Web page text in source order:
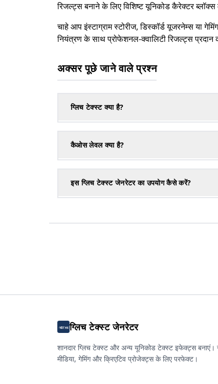
रिजल्ट्स बनाने के लिए विशिष्ट यूनिकोड कैरेक्टर
चाहे आप इंस्टाग्राम स्टोरीज, डिस्कॉर्ड यूजरनेम्स या
नियंत्रण के साथ प्रोफेशनल-क्वालिटी रिजल्ट्स प्रदान
अक्सर पूछे जाने वाले प्रश्न
ग्लिच टेक्स्ट क्या है?
कैओस लेवल क्या है?
इस ग्लिच टेक्स्ट जेनरेटर का उपयोग कैसे करें?
ग्लिच टेक्स्ट जेनरेटर
शानदार ग्लिच टेक्स्ट और अन्य यूनिकोड टेक्स्ट इफेक्ट्स बनाएं।
मीडिया, गेमिंग और क्रिएटिव प्रोजेक्ट्स के लिए परफेक्ट।